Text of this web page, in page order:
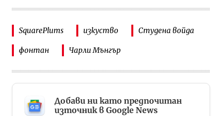
SquarePlums изкуство Студена войда
фонтан Чарли Мънгър
Добави ни като предпочитан
източник в Google News